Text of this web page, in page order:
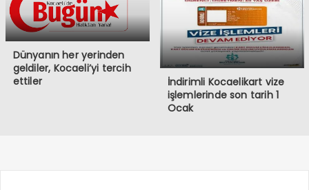
Dünyanın her yerinden
geldiler, Kocaeli’yi tercih
ettiler
İndirimli Kocaelikart vize
işlemlerinde son tarih 1
Ocak